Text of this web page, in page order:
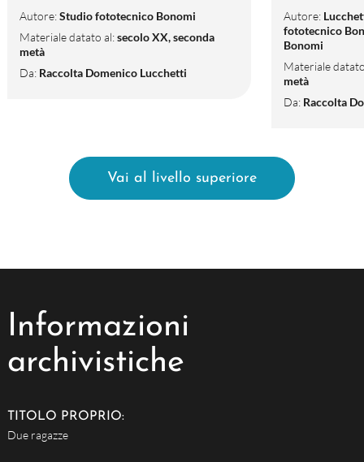
Autore:Studio fototecnico Bonomi
Materiale datato al:secolo XX, seconda
metà
Da: Raccolta Domenico Lucchetti
Autore:
fototecnico
Bonomi
Materiale
metà
Da: Raccolta
Vai al livello superiore
Informazioni
archivistiche
TITOLO PROPRIO:
Due ragazze